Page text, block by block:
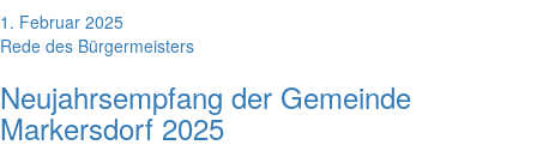
1. Februar 2025
Rede des Bürgermeisters
Neujahrsempfang der Gemeinde
Markersdorf 2025